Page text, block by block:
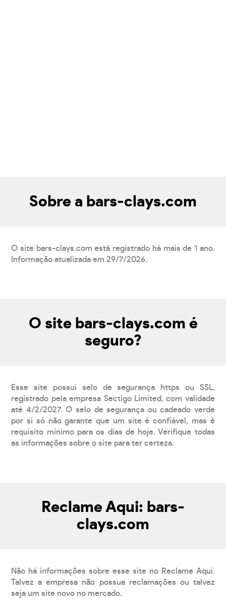
Sobre a bars-clays.com
O site bars-clays.com está registrado há mais de 1 ano.
Informação atualizada em 29/7/2026.
O site bars-clays.com é
seguro?
Esse site possui selo de segurança https ou SSL,
registrado pela empresa Sectigo Limited, com validade
até 4/2/2027. O selo de segurança ou cadeado verde
por si só não garante que um site é confiável, mas é
requisito mínimo para os dias de hoje. Verifique todas
as informações sobre o site para ter certeza.
Reclame Aqui: bars-
clays.com
Não há informações sobre esse site no Reclame Aqui.
Talvez a empresa não possua reclamações ou talvez
seja um site novo no mercado.